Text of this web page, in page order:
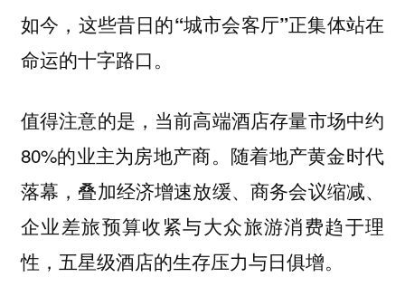
如今，这些昔日的“城市会客厅”正集体站在
命运的十字路口。
值得注意的是，当前高端酒店存量市场中约
80%的业主为房地产商。随着地产黄金时代
落幕，叠加经济增速放缓、商务会议缩减、
企业差旅预算收紧与大众旅游消费趋于理
性，五星级酒店的生存压力与日俱增。